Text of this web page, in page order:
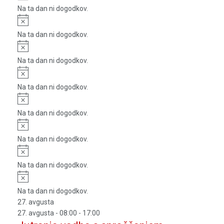
Na ta dan ni dogodkov.
Notice
Na ta dan ni dogodkov.
Notice
Na ta dan ni dogodkov.
Notice
Na ta dan ni dogodkov.
Notice
Na ta dan ni dogodkov.
Notice
Na ta dan ni dogodkov.
Notice
Na ta dan ni dogodkov.
Notice
Na ta dan ni dogodkov.
27. avgusta
27. avgusta - 08:00 - 17:00